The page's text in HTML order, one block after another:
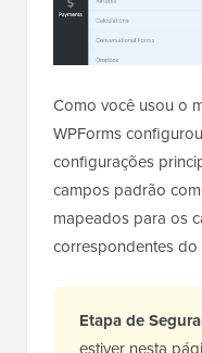
Como você usou o
WPForms
configurações
campos padrão
mapeados para os
correspondentes do
Etapa de